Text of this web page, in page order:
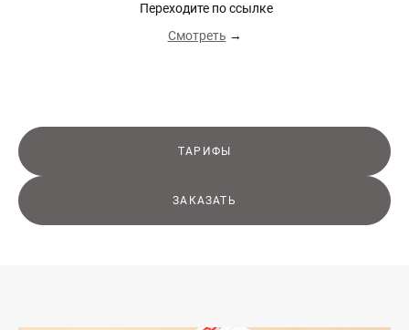
Переходите по ссылке
Смотреть →
ТАРИФЫ
ЗАКАЗАТЬ